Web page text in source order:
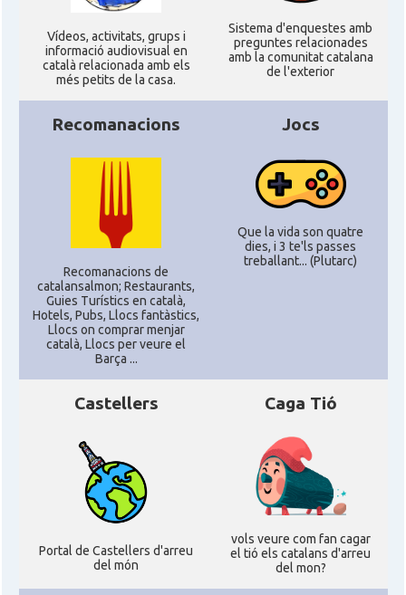
Ví­deos, activitats, grups i
informació audiovisual en
català relacionada amb els
més petits de la casa.
Sistema d'enquestes amb
preguntes relacionades
amb la comunitat catalana
de l'exterior
Recomanacions
Recomanacions de
catalansalmon; Restaurants,
Guies Turístics en català,
Hotels, Pubs, Llocs fantàstics,
Llocs on comprar menjar
català, Llocs per veure el
Barça ...
Jocs
Que la vida son quatre
dies, i 3 te'ls passes
treballant... (Plutarc)
Castellers
Portal de Castellers d'arreu
del món
Caga Tió
vols veure com fan cagar
el tió els catalans d'arreu
del mon?